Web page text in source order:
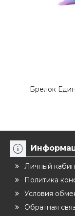
Брелок
Личный
Политика
Условия
Обратная